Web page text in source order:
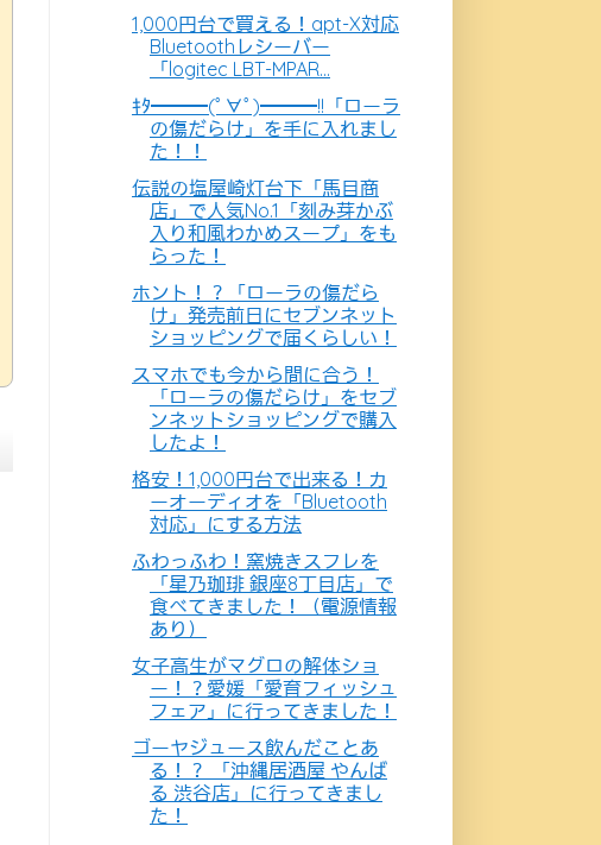
1,000円台で買える！apt-X対応
Bluetoothレシーバー
「logitec LBT-MPAR...
ｷﾀ━━━(ﾟ∀ﾟ)━━━!!「ローラ
の傷だらけ」を手に入れまし
た！！
伝説の塩屋崎灯台下「馬目商
店」で人気No.1「刻み芽かぶ
入り和風わかめスープ」をも
らった！
ホント！？「ローラの傷だら
け」発売前日にセブンネット
ショッピングで届くらしい！
スマホでも今から間に合う！
「ローラの傷だらけ」をセブ
ンネットショッピングで購入
したよ！
格安！1,000円台で出来る！カ
ーオーディオを「Bluetooth
対応」にする方法
ふわっふわ！窯焼きスフレを
「星乃珈琲 銀座8丁目店」で
食べてきました！（電源情報
あり）
女子高生がマグロの解体ショ
ー！？愛媛「愛育フィッシュ
フェア」に行ってきました！
ゴーヤジュース飲んだことあ
る！？ 「沖縄居酒屋 やんば
る 渋谷店」に行ってきまし
た！